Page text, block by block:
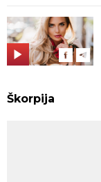
Škorpija